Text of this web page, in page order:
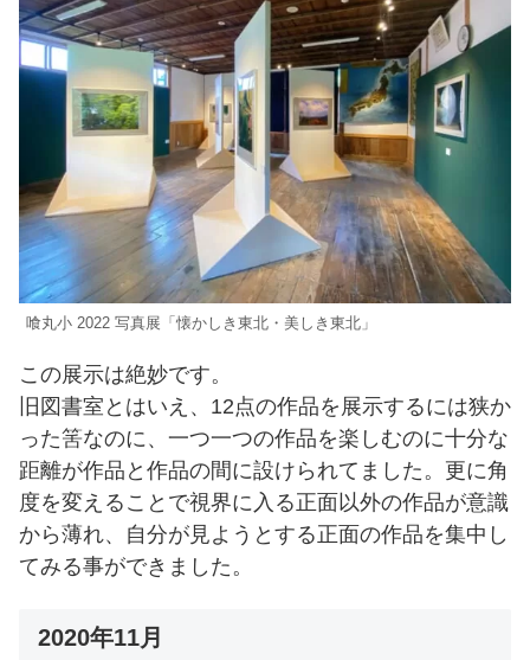
喰丸小 2022 写真展「懐かしき東北・美しき東北」
この展示は絶妙です。
旧図書室とはいえ、12点の作品を展示するには狭か
った筈なのに、一つ一つの作品を楽しむのに十分な
距離が作品と作品の間に設けられてました。更に角
度を変えることで視界に入る正面以外の作品が意識
から薄れ、自分が見ようとする正面の作品を集中し
てみる事ができました。
2020年11月